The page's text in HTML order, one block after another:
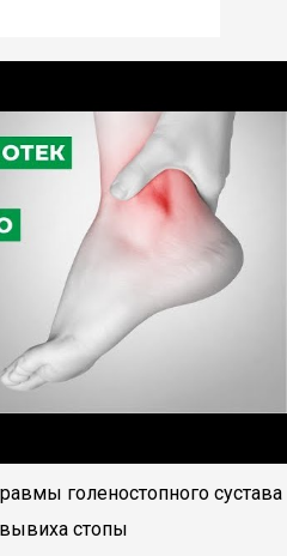
голеностопного сустава
стопы